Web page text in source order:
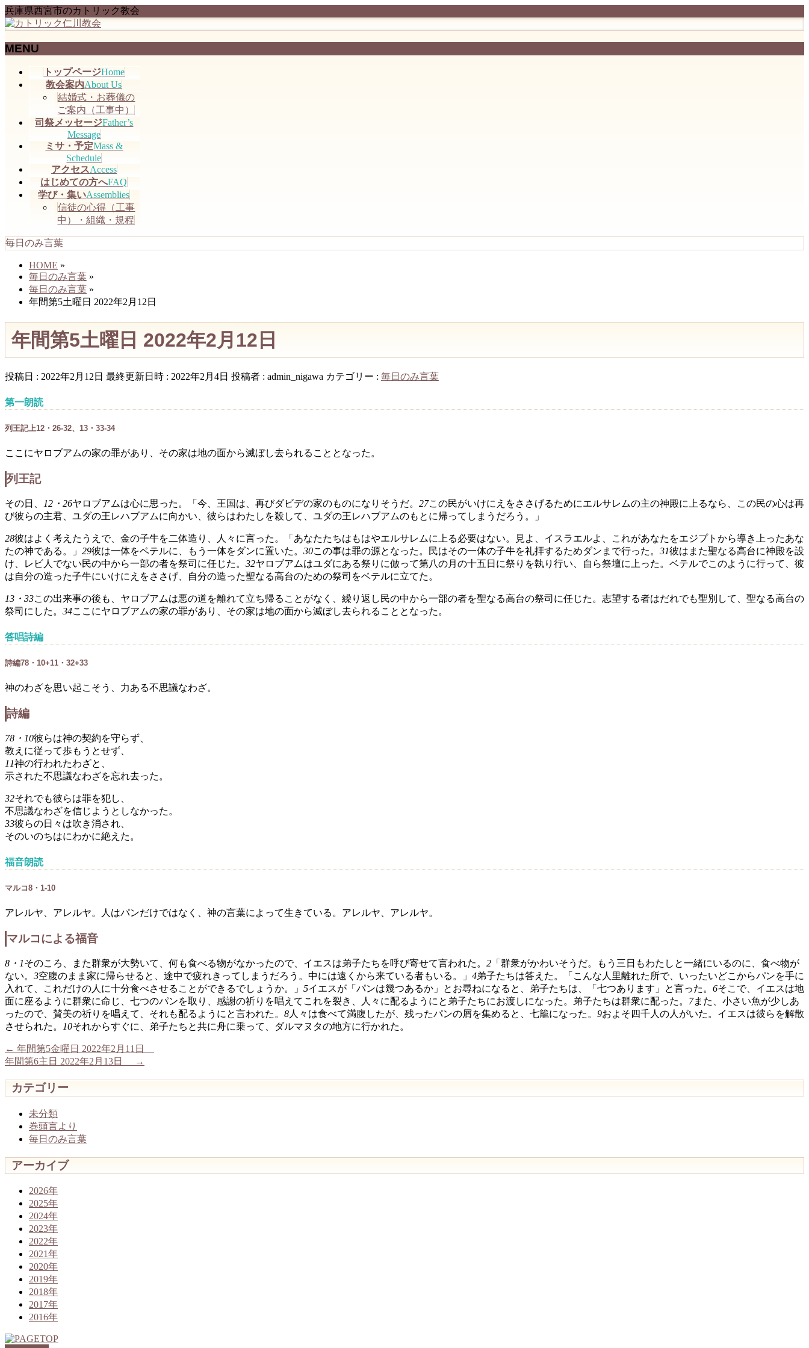
兵庫県西宮市のカトリック教会
MENU
トップページHome
教会案内About Us
結婚式・お葬儀の
ご案内（工事中）
司祭メッセージFather’s
Message
ミサ・予定Mass &
Schedule
アクセスAccess
はじめての方へFAQ
学び・集いAssemblies
信徒の心得（工事
中）・組織・規程
毎日のみ言葉
HOME »
毎日のみ言葉 »
毎日のみ言葉 »
年間第5土曜日 2022年2月12日
年間第5土曜日 2022年2月12日
投稿日 : 2022年2月12日 最終更新日時 : 2022年2月4日 投稿者 : admin_nigawa カテゴリー : 毎日のみ言葉
第一朗読
列王記上12・26-32、13・33-34
ここにヤロブアムの家の罪があり、その家は地の面から滅ぼし去られることとなった。
列王記
その日、 12・26ヤロブアムは心に思った。「今、王国は、再びダビデの家のものになりそうだ。 27この民がいけにえをささげるためにエルサレムの主の神殿に上るなら、この民の心は再
び彼らの主君、ユダの王レハブアムに向かい、彼らはわたしを殺して、ユダの王レハブアムのもとに帰ってしまうだろう。」
28彼はよく考えたうえで、金の子牛を二体造り、人々に言った。「あなたたちはもはやエルサレムに上る必要はない。見よ、イスラエルよ、これがあなたをエジプトから導き上ったあな
たの神である。」 29彼は一体をベテルに、もう一体をダンに置いた。 30この事は罪の源となった。民はその一体の子牛を礼拝するためダンまで行った。 31彼はまた聖なる高台に神殿を設
け、レビ人でない民の中から一部の者を祭司に任じた。 32ヤロブアムはユダにある祭りに倣って第八の月の十五日に祭りを執り行い、自ら祭壇に上った。ベテルでこのように行って、彼
は自分の造った子牛にいけにえをささげ、自分の造った聖なる高台のための祭司をベテルに立てた。
13・33この出来事の後も、ヤロブアムは悪の道を離れて立ち帰ることがなく、繰り返し民の中から一部の者を聖なる高台の祭司に任じた。志望する者はだれでも聖別して、聖なる高台の
祭司にした。 34ここにヤロブアムの家の罪があり、その家は地の面から滅ぼし去られることとなった。
答唱詩編
詩編78・10+11・32+33
神のわざを思い起こそう、力ある不思議なわざ。
詩編
78・10彼らは神の契約を守らず、
教えに従って歩もうとせず、
11神の行われたわざと、
示された不思議なわざを忘れ去った。
32それでも彼らは罪を犯し、
不思議なわざを信じようとしなかった。
33彼らの日々は吹き消され、
そのいのちはにわかに絶えた。
福音朗読
マルコ8・1-10
アレルヤ、アレルヤ。人はパンだけではなく、神の言葉によって生きている。アレルヤ、アレルヤ。
マルコによる福音
8・1そのころ、また群衆が大勢いて、何も食べる物がなかったので、イエスは弟子たちを呼び寄せて言われた。 2 「群衆がかわいそうだ。もう三日もわたしと一緒にいるのに、食べ物が
ない。 3空腹のまま家に帰らせると、途中で疲れきってしまうだろう。中には遠くから来ている者もいる。」 4弟子たちは答えた。「こんな人里離れた所で、いったいどこからパンを手に
入れて、これだけの人に十分食べさせることができるでしょうか。」 5イエスが「パンは幾つあるか」とお尋ねになると、弟子たちは、「七つあります」と言った。 6そこで、イエスは地
面に座るように群衆に命じ、七つのパンを取り、感謝の祈りを唱えてこれを裂き、人々に配るようにと弟子たちにお渡しになった。弟子たちは群衆に配った。 7また、小さい魚が少しあ
ったので、賛美の祈りを唱えて、それも配るようにと言われた。 8人々は食べて満腹したが、残ったパンの屑を集めると、七籠になった。 9およそ四千人の人がいた。イエスは彼らを解散
させられた。 10それからすぐに、弟子たちと共に舟に乗って、ダルマヌタの地方に行かれた。
← 年間第5金曜日 2022年2月11日
年間第6主日 2022年2月13日
→
カテゴリー
未分類
巻頭言より
毎日のみ言葉
アーカイブ
2026年
2025年
2024年
2023年
2022年
2021年
2020年
2019年
2018年
2017年
2016年